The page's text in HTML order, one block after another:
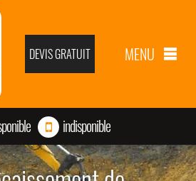
DEVIS GRATUIT MENU
indisponible